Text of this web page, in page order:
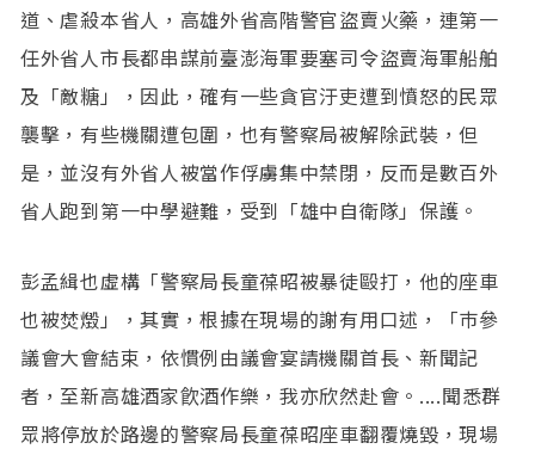
道、虐殺本省人，高雄外省高階警官盜賣火藥，連第一
任外省人市長都串謀前臺澎海軍要塞司令盜賣海軍船舶
及「敵糖」，因此，確有一些貪官汙吏遭到憤怒的民眾
襲擊，有些機關遭包圍，也有警察局被解除武裝，但
是，並沒有外省人被當作俘虜集中禁閉，反而是數百外
省人跑到第一中學避難，受到「雄中自衛隊」保護。
彭孟緝也虛構「警察局長童葆昭被暴徒毆打，他的座車
也被焚燬」，其實，根據在現場的謝有用口述，「巿參
議會大會結束，依慣例由議會宴請機關首長、新聞記
者，至新高雄酒家飮酒作樂，我亦欣然赴會。....聞悉群
眾將停放於路邊的警察局長童葆昭座車翻覆燒毀，現場